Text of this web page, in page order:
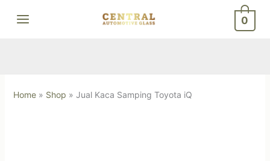
0
Home» Shop » Jual Kaca Samping Toyota iQ